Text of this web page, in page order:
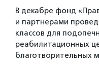
В декабре фонд
и партнерами
классов для
реабилитационных
благотворительных